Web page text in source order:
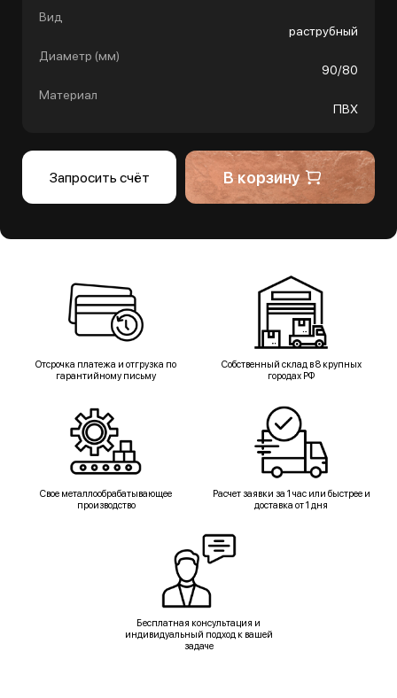
Вид
раструбный
Диаметр (мм)
90/80
Материал
ПВХ
Запросить счёт В корзину
Отсрочка платежа и отгрузка по
гарантийному письму
Собственный склад в 8 крупных
городах РФ
Свое металлообрабатывающее
производство
Расчет заявки за 1 час или быстрее и
доставка от 1 дня
Бесплатная консультация и
индивидуальный подход к вашей
задаче